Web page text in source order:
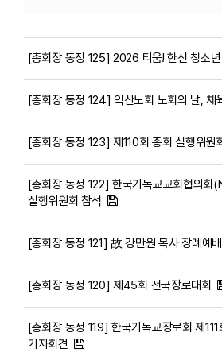
[총회장 동정 125] 2026 티움! 한신 청소
[총회장 동정 124] 익산노회 노회의 날, 체
[총회장 동정 123] 제110회 총회 실행위원
[총회장 동정 122] 한국기독교교회협의회
실행위원회 참석
[총회장 동정 121] 故 강만원 목사 장례예배
[총회장 동정 120] 제45회 전국장로대회
[총회장 동정 119] 한국기독교장로회 제
기자회견